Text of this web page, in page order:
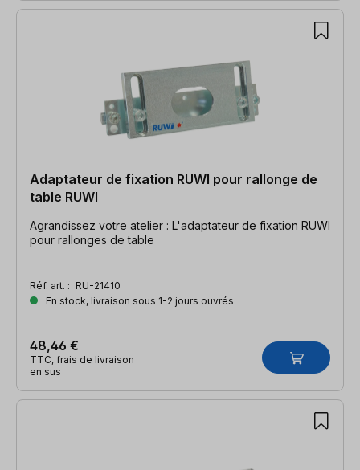
Adaptateur de fixation RUWI pour rallonge de
table RUWI
Agrandissez votre atelier : L'adaptateur de fixation RUWI
pour rallonges de table
Réf. art. : RU-21410
En stock, livraison sous 1-2 jours ouvrés
48,46 €
TTC, frais de livraison
en sus